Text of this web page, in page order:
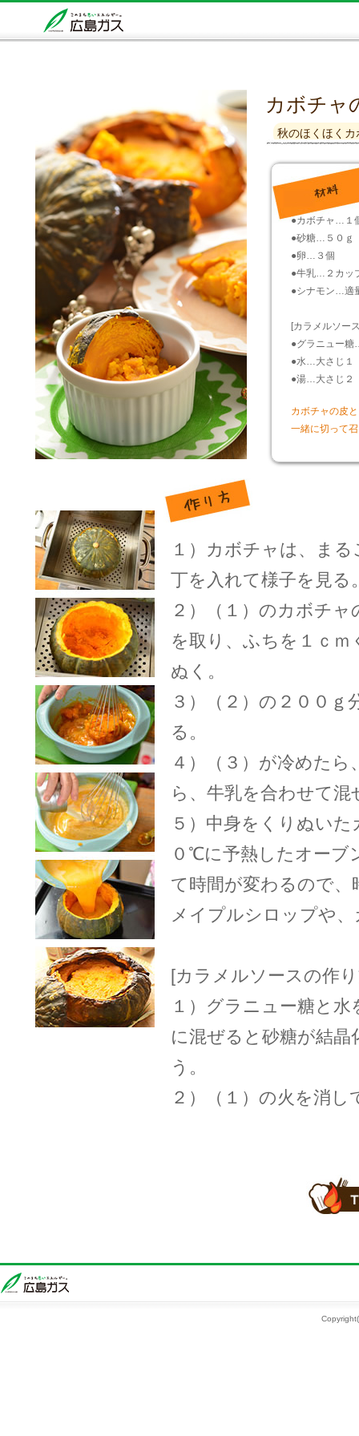
カボチャ
秋のほくほく
●カボチャ…１
●砂糖…５０ｇ
●卵…３個
●牛乳…２カッ
●シナモン…適
[カラメルソー
●グラニュー
●水…大さじ１
●湯…大さじ２
カボチャの皮
一緒に切って
１）カボチャは、ま
丁を入れて様子を見る
２）（１）のカボチ
を取り、ふちを１ｃ
ぬく。
３）（２）の２００
る。
４）（３）が冷めた
ら、牛乳を合わせて
５）中身をくりぬい
０℃に予熱したオーブ
て時間が変わるので
メイプルシロップや
[カラメルソースの作
１）グラニュー糖と
に混ぜると砂糖が結
う。
２）（１）の火を消